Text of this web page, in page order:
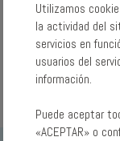
Utilizamos
la actividad del
servicios en
usuarios del
información.
Puede aceptar
«ACEPTAR» o